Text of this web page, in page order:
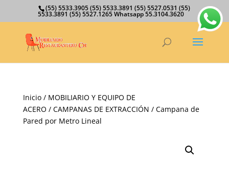
(55) 5533.3905 (55) 5533.3891 (55) 5527.0531 (55)
5533.3891 (55) 5527.1265 Whatsapp 55.3104.3620
Inicio/ MOBILIARIO Y EQUIPO DE
ACERO / CAMPANAS DE EXTRACCIÓN / Campana de
Pared por Metro Lineal